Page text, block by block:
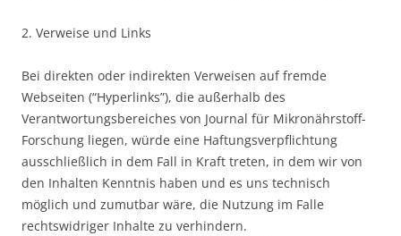
2. Verweise und Links
Bei direkten oder indirekten Verweisen auf fremde
Webseiten (“Hyperlinks”), die außerhalb des
Verantwortungsbereiches von Journal für Mikronährstoff-
Forschung liegen, würde eine Haftungsverpflichtung
ausschließlich in dem Fall in Kraft treten, in dem wir von
den Inhalten Kenntnis haben und es uns technisch
möglich und zumutbar wäre, die Nutzung im Falle
rechtswidriger Inhalte zu verhindern.